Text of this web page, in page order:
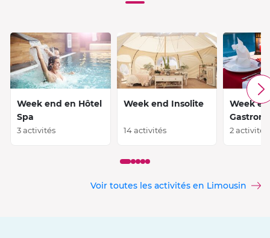
Week end en Hôtel
Spa
3 activités
Week end Insolite
14 activités
Week
2 activités
Voir toutes les activités en Limousin